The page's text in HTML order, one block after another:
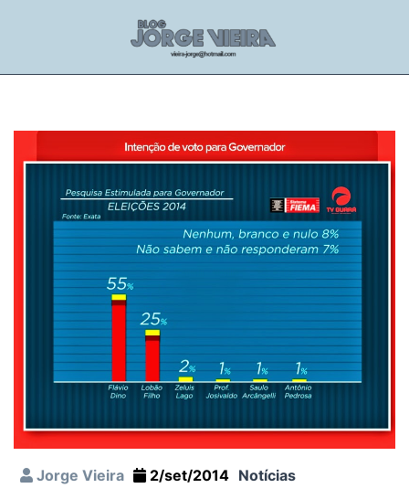
Jorge Vieira 2/set/2014 Notícias